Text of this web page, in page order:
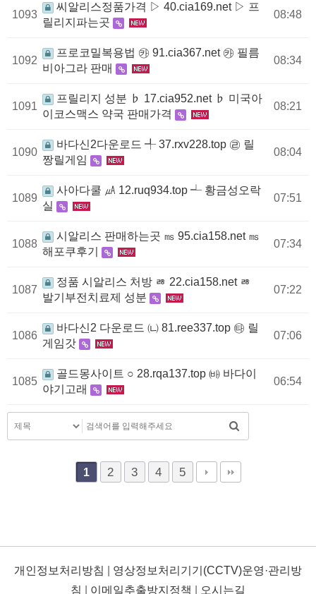
1093
씨알리스정품가격 ▷ 40.cia169.net ▷ 프
릴리지파는곳
08:48
1092
프로코밀복용법 ㉸ 91.cia367.net ㉸ 필름
비아그라 판매
08:34
1091
프릴리지 성분 ♭ 17.cia952.net ♭ 미국아
이코스맥스 약국 판매가격
08:21
1090
바다신2다운로드 ╃ 37.rxv228.top ㉣ 릴
짱릴게임
08:04
1089
사아다쿨 ㎂ 12.ruq934.top ┵ 황금성오락
실
07:51
1088
시알리스 판매하는곳 ㎳ 95.cia158.net ㎳
해포쿠후기
07:34
1087
정품 시알리스 처방 ㅀ 22.cia158.net ㅀ
발기부전치료제 성분
07:22
1086
바다신2 다운로드 ㈁ 81.ree337.top ㉹ 릴
게임갓
07:06
1085
골드몽사이트 ○ 28.rqa137.top ㈓ 바다이
야기고래
06:54
1 2 3 4 5
개인정보처리방침
영상정보처리기기(CCTV)운영·관리방
침
이메일추출방지정책 오시는길